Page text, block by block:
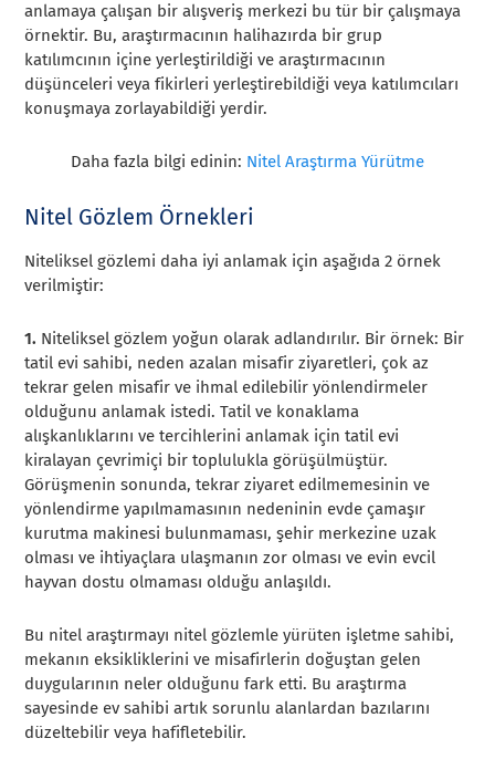
anlamaya çalışan bir alışveriş merkezi bu tür bir çalışmaya
örnektir. Bu, araştırmacının halihazırda bir grup
katılımcının içine yerleştirildiği ve araştırmacının
düşünceleri veya fikirleri yerleştirebildiği veya katılımcıları
konuşmaya zorlayabildiği yerdir.
Daha fazla bilgi edinin: Nitel Araştırma Yürütme
Nitel Gözlem Örnekleri
Niteliksel gözlemi daha iyi anlamak için aşağıda 2 örnek
verilmiştir:
1. Niteliksel gözlem yoğun olarak adlandırılır. Bir örnek: Bir
tatil evi sahibi, neden azalan misafir ziyaretleri, çok az
tekrar gelen misafir ve ihmal edilebilir yönlendirmeler
olduğunu anlamak istedi. Tatil ve konaklama
alışkanlıklarını ve tercihlerini anlamak için tatil evi
kiralayan çevrimiçi bir toplulukla görüşülmüştür.
Görüşmenin sonunda, tekrar ziyaret edilmemesinin ve
yönlendirme yapılmamasının nedeninin evde çamaşır
kurutma makinesi bulunmaması, şehir merkezine uzak
olması ve ihtiyaçlara ulaşmanın zor olması ve evin evcil
hayvan dostu olmaması olduğu anlaşıldı.
Bu nitel araştırmayı nitel gözlemle yürüten işletme sahibi,
mekanın eksikliklerini ve misafirlerin doğuştan gelen
duygularının neler olduğunu fark etti. Bu araştırma
sayesinde ev sahibi artık sorunlu alanlardan bazılarını
düzeltebilir veya hafifletebilir.